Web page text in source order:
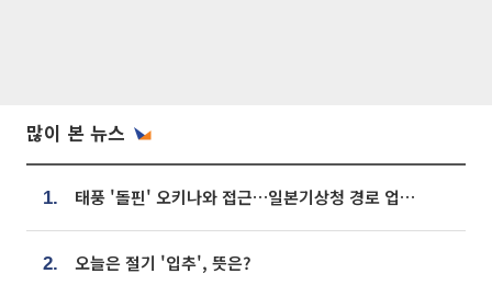
많이 본 뉴스
1. 태풍 '돌핀' 오키나와 접근…일본기상청 경로 업데이트
2. 오늘은 절기 '입추', 뜻은?